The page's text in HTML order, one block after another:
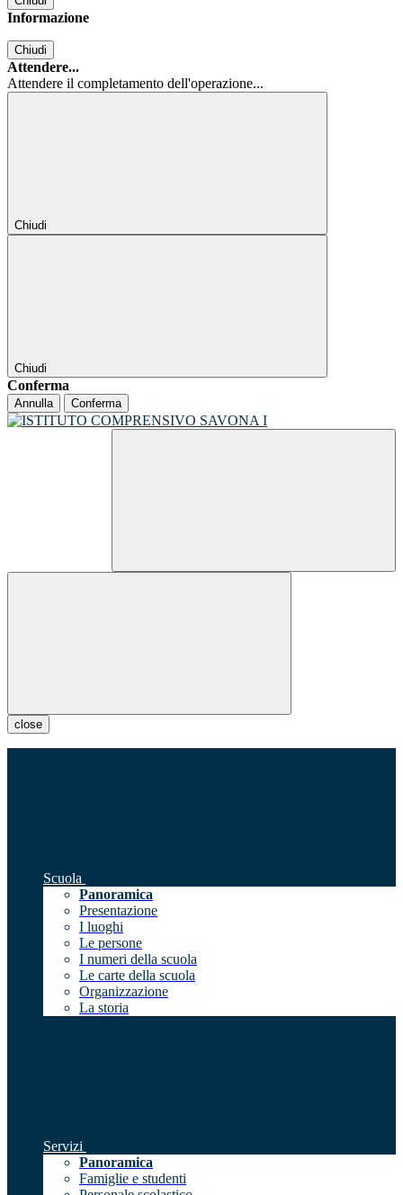
Informazione
Chiudi
Attendere...
Attendere il completamento dell'operazione...
Chiudi
Chiudi
Conferma
Annulla Conferma
close
Scuola
Panoramica
Presentazione
I luoghi
Le persone
I numeri della scuola
Le carte della scuola
Organizzazione
La storia
Servizi
Panoramica
Famiglie e studenti